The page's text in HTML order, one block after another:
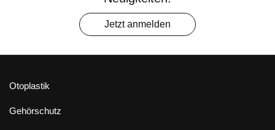
Jetzt anmelden
Otoplastik
Gehörschutz